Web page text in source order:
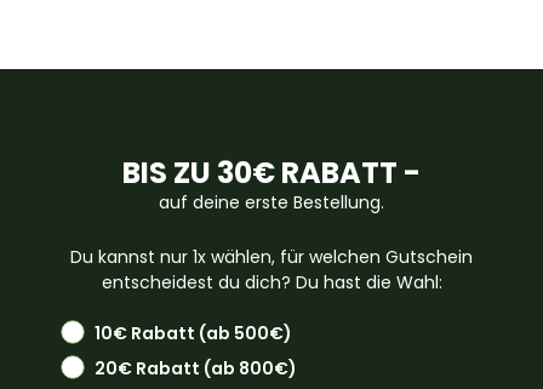
BIS ZU 30€ RABATT -
auf deine erste Bestellung.
Du kannst nur 1x wählen, für welchen Gutschein
entscheidest du dich? Du hast die Wahl:
10€ Rabatt (ab 500€)
20€ Rabatt (ab 800€)